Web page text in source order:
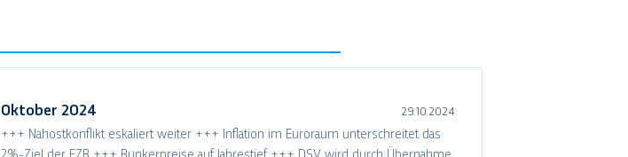
Oktober 2024 29.10.2024
+++ Nahostkonflikt eskaliert weiter +++ Inflation im Euroraum unterschreitet das
2%-Ziel der EZB +++ Bunkerpreise auf Jahrestief +++ DSV wird durch Übernahme